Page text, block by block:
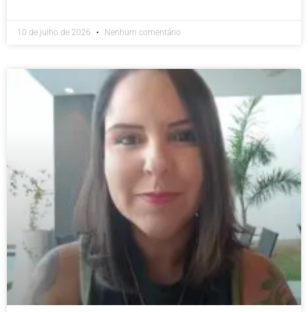
10 de julho de 2026 Nenhum comentário